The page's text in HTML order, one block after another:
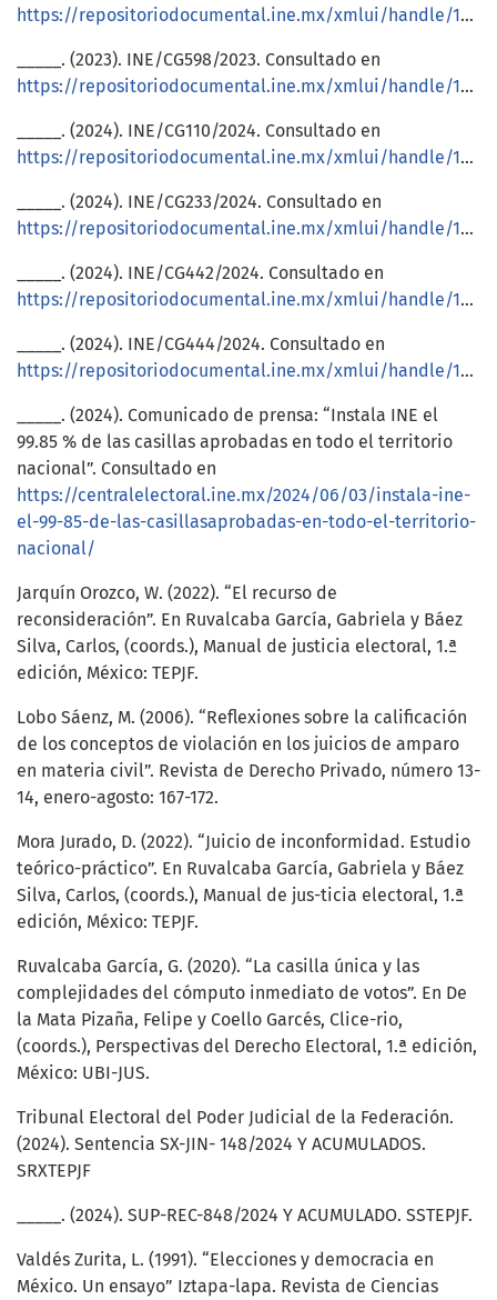
https://repositoriodocumental.ine.mx/xmlui/handle/123456789/147331
_____. (2023). INE/CG598/2023. Consultado en
https://repositoriodocumental.ine.mx/xmlui/handle/123456789/155637
_____. (2024). INE/CG110/2024. Consultado en
https://repositoriodocumental.ine.mx/xmlui/handle/123456789/164729
_____. (2024). INE/CG233/2024. Consultado en
https://repositoriodocumental.ine.mx/xmlui/handle/123456789/166304
_____. (2024). INE/CG442/2024. Consultado en
https://repositoriodocumental.ine.mx/xmlui/handle/123456789/169414
_____. (2024). INE/CG444/2024. Consultado en
https://repositoriodocumental.ine.mx/xmlui/handle/123456789/169669
_____. (2024). Comunicado de prensa: “Instala INE el
99.85 % de las casillas aprobadas en todo el territorio
nacional”. Consultado en
https://centralelectoral.ine.mx/2024/06/03/instala-ine-
el-99-85-de-las-casillasaprobadas-en-todo-el-territorio-
nacional/
Jarquín Orozco, W. (2022). “El recurso de
reconsideración”. En Ruvalcaba García, Gabriela y Báez
Silva, Carlos, (coords.), Manual de justicia electoral, 1.ª
edición, México: TEPJF.
Lobo Sáenz, M. (2006). “Reflexiones sobre la calificación
de los conceptos de violación en los juicios de amparo
en materia civil”. Revista de Derecho Privado, número 13-
14, enero-agosto: 167-172.
Mora Jurado, D. (2022). “Juicio de inconformidad. Estudio
teórico-práctico”. En Ruvalcaba García, Gabriela y Báez
Silva, Carlos, (coords.), Manual de jus-ticia electoral, 1.ª
edición, México: TEPJF.
Ruvalcaba García, G. (2020). “La casilla única y las
complejidades del cómputo inmediato de votos”. En De
la Mata Pizaña, Felipe y Coello Garcés, Clice-rio,
(coords.), Perspectivas del Derecho Electoral, 1.ª edición,
México: UBI-JUS.
Tribunal Electoral del Poder Judicial de la Federación.
(2024). Sentencia SX-JIN- 148/2024 Y ACUMULADOS.
SRXTEPJF
_____. (2024). SUP-REC-848/2024 Y ACUMULADO. SSTEPJF.
Valdés Zurita, L. (1991). “Elecciones y democracia en
México. Un ensayo” Iztapa-lapa. Revista de Ciencias